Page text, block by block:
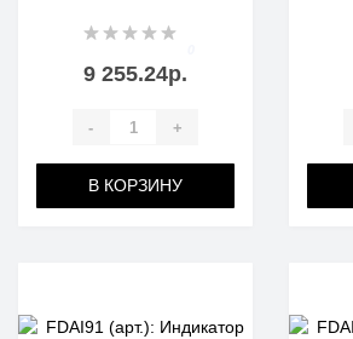
9 255.24р.
- +
В КОРЗИНУ